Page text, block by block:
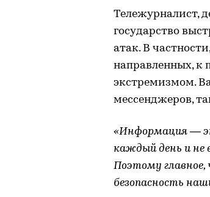
Тележурналист,
государство
атак. В
направленных, к
экстремизмом.
мессенджеров,
«Информация —
каждый день и не
Поэтому
безопасность